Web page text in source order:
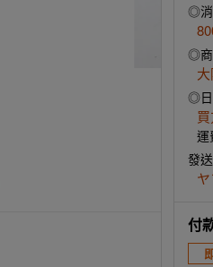
◎消
◎商
◎日
運
發
付